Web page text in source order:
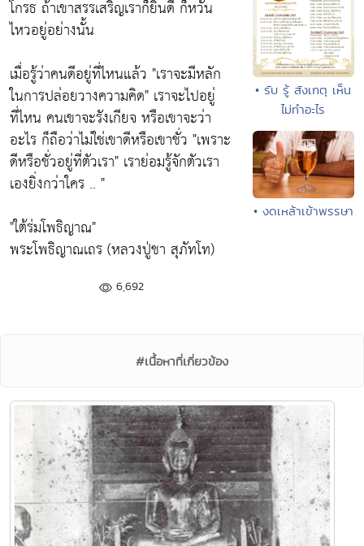
โกรธ ถ้าเขาสรรเสริญเราก็ยินดี ก็หวั่น
ไหวอยู่อย่างนั้น
เมื่อรู้ว่าคนดีอยู่ที่ไหนแล้ว "เราจะมีหลัก
ในการปล่อยวางความคิด" เราจะไปอยู่
ที่ไหน คนเขาจะรังเกียจ หรือเขาจะว่า
อะไร ก็ถือว่าไม่ใช่เขาดีหรือเขาชั่ว "เพราะ
ดีหรือชั่วอยู่ที่ตัวเรา" เราย่อมรู้จักตัวเรา
เองยิ่งกว่าใคร .. "
"ใต้ร่มโพธิญาณ"
พระโพธิญาณเถร (หลวงปู่ชา สุภัทโท)
6,692
• รับ รู้ สังเกตุ เห็น
ไม่ทำอะไร
• งดเหล้าเข้าพรรษา
#เนื้อหาที่เกี่ยวข้อง